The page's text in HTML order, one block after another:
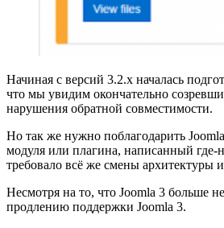
Начиная с версий 3.2.x началась
что мы увидим окончательно
нарушения обратной совместимости.
Но так же нужно поблагодарить
модуля или плагина, написанный где-
требовало всё же смены архитектуры
Несмотря на то, что Joomla 3 больше
продлению поддержки Joomla 3.